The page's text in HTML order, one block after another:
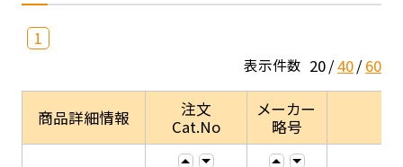
1
表示件数 20 40 60
商品詳細情報
注文
Cat.No
メーカー
略号